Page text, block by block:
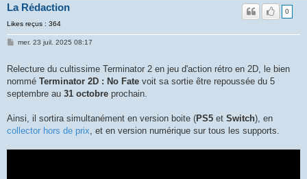
La Rédaction
Likes reçus : 364
0
mer. 23 juil. 2025 08:17
Relecture du cultissime Terminator 2 en jeu d'action rétro en 2D, le bien
nommé Terminator 2D : No Fate voit sa sortie être repoussée du 5
septembre au 31 octobre prochain.
Ainsi, il sortira simultanément en version boite (PS5 et Switch), en
collector hors de prix, et en version numérique sur tous les supports.